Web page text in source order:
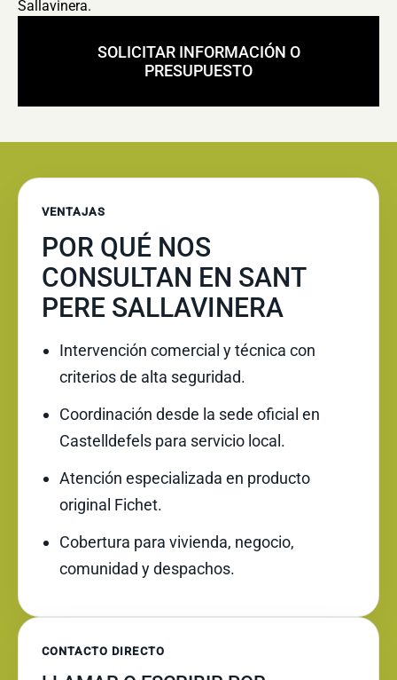
Sallavinera.
SOLICITAR INFORMACIÓN O
PRESUPUESTO
VENTAJAS
POR QUÉ NOS
CONSULTAN EN SANT
PERE SALLAVINERA
Intervención comercial y técnica con
criterios de alta seguridad.
Coordinación desde la sede oficial en
Castelldefels para servicio local.
Atención especializada en producto
original Fichet.
Cobertura para vivienda, negocio,
comunidad y despachos.
CONTACTO DIRECTO